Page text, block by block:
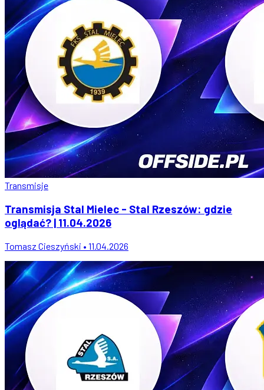
Transmisje
Transmisja Stal Mielec - Stal Rzeszów: gdzie
oglądać? | 11.04.2026
Tomasz Cieszyński • 11.04.2026